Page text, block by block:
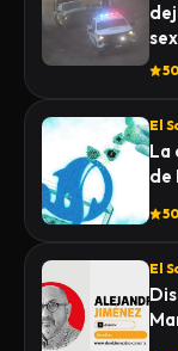
50
El
La
de
50
El